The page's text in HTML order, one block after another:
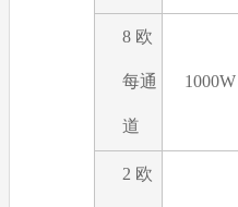
8 欧
每通
道
1000W
2 欧